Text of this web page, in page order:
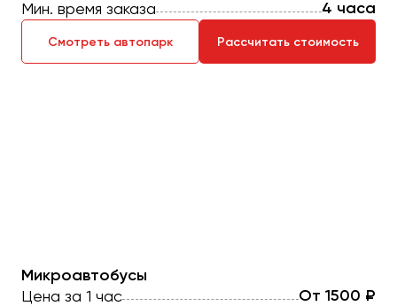
Мин. время заказа 4 часа
Смотреть автопарк Рассчитать стоимость
Микроавтобусы
Цена за 1 час От 1500 ₽
Великий Новгород
Владивосток
Владикавказ
Евпатория
Екатеринбург
Отправить заявку
Нажимая на кнопку, вы соглашаетесь сполитикой
Отправить заявку
Нажимая на кнопку, вы соглашаетесь сполитикой
конфиденциальности